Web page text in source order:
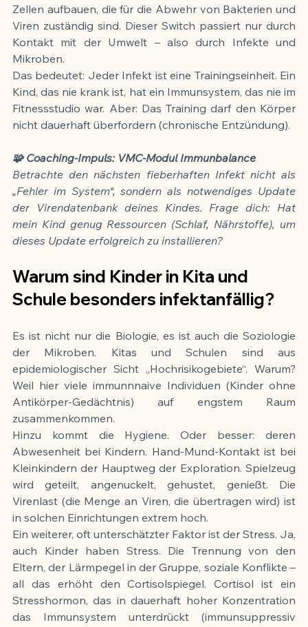
Zellen aufbauen, die für die Abwehr von Bakterien und
Viren zuständig sind. Dieser Switch passiert nur durch
Kontakt mit der Umwelt – also durch Infekte und
Mikroben.
Das bedeutet: Jeder Infekt ist eine Trainingseinheit. Ein
Kind, das nie krank ist, hat ein Immunsystem, das nie im
Fitnessstudio war. Aber: Das Training darf den Körper
nicht dauerhaft überfordern (chronische Entzündung).
🧩 Coaching-Impuls: VMC-Modul Immunbalance
Betrachte den nächsten fieberhaften Infekt nicht als
„Fehler im System“, sondern als notwendiges Update
der Virendatenbank deines Kindes. Frage dich: Hat
mein Kind genug Ressourcen (Schlaf, Nährstoffe), um
dieses Update erfolgreich zu installieren?
Warum sind Kinder in Kita und
Schule besonders infektanfällig?
Es ist nicht nur die Biologie, es ist auch die Soziologie
der Mikroben. Kitas und Schulen sind aus
epidemiologischer Sicht „Hochrisikogebiete“. Warum?
Weil hier viele immunnnaive Individuen (Kinder ohne
Antikörper-Gedächtnis) auf engstem Raum
zusammenkommen.
Hinzu kommt die Hygiene. Oder besser: deren
Abwesenheit bei Kindern. Hand-Mund-Kontakt ist bei
Kleinkindern der Hauptweg der Exploration. Spielzeug
wird geteilt, angenuckelt, gehustet, genießt. Die
Virenlast (die Menge an Viren, die übertragen wird) ist
in solchen Einrichtungen extrem hoch.
Ein weiterer, oft unterschätzter Faktor ist der Stress. Ja,
auch Kinder haben Stress. Die Trennung von den
Eltern, der Lärmpegel in der Gruppe, soziale Konflikte –
all das erhöht den Cortisolspiegel. Cortisol ist ein
Stresshormon, das in dauerhaft hoher Konzentration
das Immunsystem unterdrückt (immunsuppressiv